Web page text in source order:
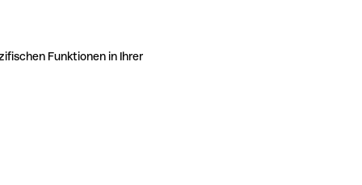
Funktionen in Ihrer